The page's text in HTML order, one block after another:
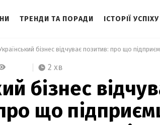
ТРЕНДИ ТА ПОРАДИ ІСТОРІЇ УСПІХУ
2 хв
бізнес
що